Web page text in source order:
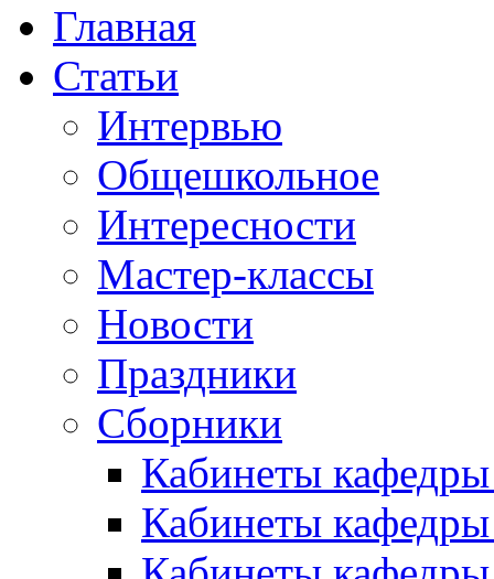
Главная
Статьи
Интервью
Общешкольное
Интересности
Мастер-классы
Новости
Праздники
Сборники
Кабинеты
Кабинеты